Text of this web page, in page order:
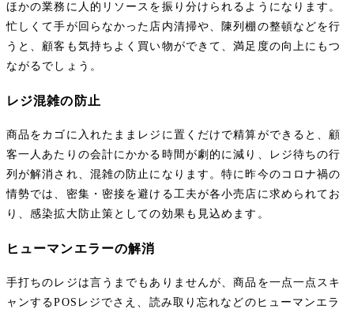
ほかの業務に人的リソースを振り分けられるようになります。
忙しくて手が回らなかった店内清掃や、陳列棚の整頓などを行
うと、顧客も気持ちよく買い物ができて、満足度の向上にもつ
ながるでしょう。
レジ混雑の防止
商品をカゴに入れたままレジに置くだけで精算ができると、顧
客一人あたりの会計にかかる時間が劇的に減り、レジ待ちの行
列が解消され、混雑の防止になります。特に昨今のコロナ禍の
情勢では、密集・密接を避ける工夫が各小売店に求められてお
り、感染拡大防止策としての効果も見込めます。
ヒューマンエラーの解消
手打ちのレジは言うまでもありませんが、商品を一点一点スキ
ャンするPOSレジでさえ、読み取り忘れなどのヒューマンエラ